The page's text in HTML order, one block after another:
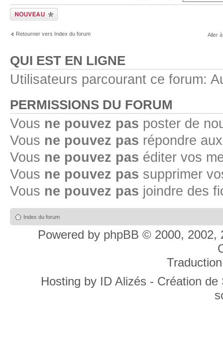
Ecrire un nouveau
sujet
Retourner vers Index du forum Aller
QUI EST EN LIGNE
Utilisateurs parcourant ce forum:
PERMISSIONS DU FORUM
Vous ne pouvez pas poster de
Vous ne pouvez pas répondre
Vous ne pouvez pas éditer vos
Vous ne pouvez pas supprimer
Vous ne pouvez pas joindre des
Index du forum
Powered by phpBB © 2000, 2002,
Hosting by ID Alizés - Création